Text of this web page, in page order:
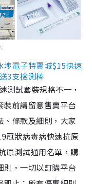
埗電子特賣城$15快速
3支檢測棒
測試套裝規格不一，
前請留意售賣平台
條款及細則，大家
冠狀病毒病快速抗原
原測試通用名單，購
則，一切以訂購平台